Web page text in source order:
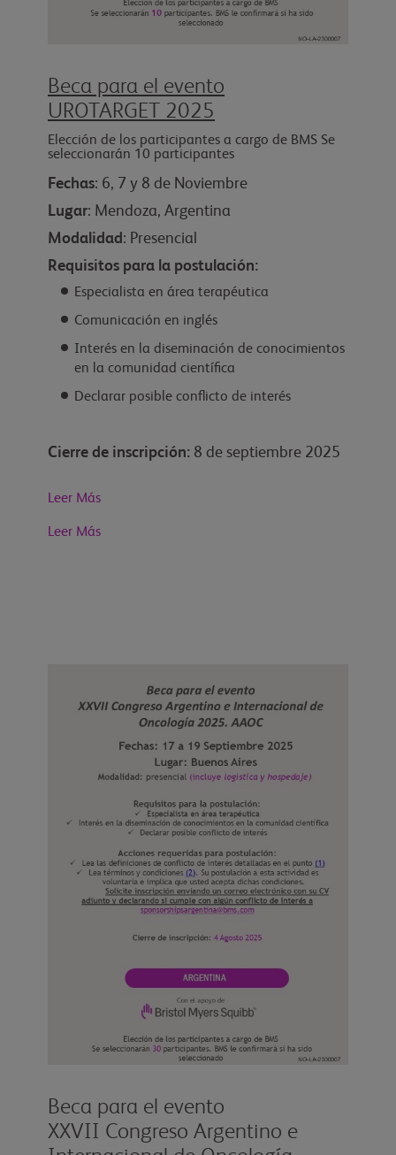
Beca para el evento
UROTARGET 2025
Elección de los participantes a cargo de BMS Se
seleccionarán 10 participantes
Fechas: 6, 7 y 8 de Noviembre
Lugar: Mendoza, Argentina
Modalidad : Presencial
Requisitos para la postulación:
Especialista en área terapéutica
Comunicación en inglés
Interés en la diseminación de conocimientos
en la comunidad científica
Declarar posible conflicto de interés
Cierre de inscripción: 8 de septiembre 2025
Leer Más
Leer Más
Beca para el evento
XXVII Congreso Argentino e